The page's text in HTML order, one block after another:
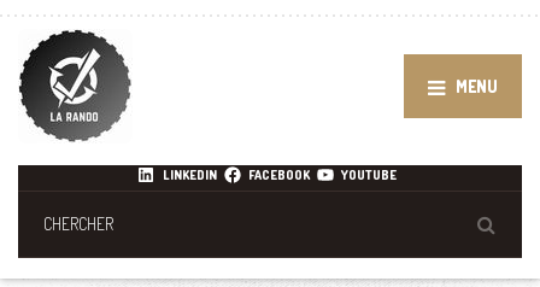
MENU
LINKEDIN FACEBOOK YOUTUBE